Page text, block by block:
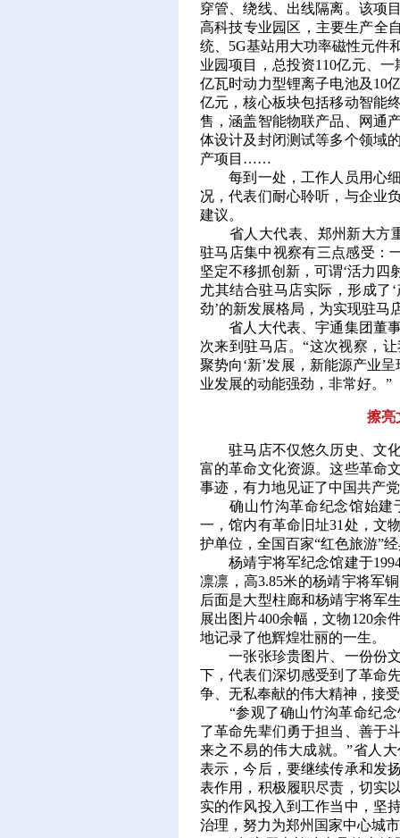
穿管、绕线、出线隔离。该项
高科技专业园区，主要生产全
统、5G基站用大功率磁性元件
业园项目，总投资110亿元、
亿瓦时动力型锂离子电池及10
亿元，核心板块包括移动智能
售，涵盖智能物联产品、网通
体设计及封闭测试等多个领域
产项目……
每到一处，工作人员用心细
况，代表们耐心聆听，与企业
建议。
省人大代表、郑州新大方重
驻马店集中视察有三点感受：
坚定不移抓创新，可谓‘活力四
尤其结合驻马店实际，形成了
劲’的新发展格局，为实现驻马
省人大代表、宇通集团董事
次来到驻马店。“这次视察，
聚势向‘新’发展，新能源产业呈
业发展的动能强劲，非常好。”
擦亮
驻马店不仅悠久历史、文化
富的革命文化资源。这些革命
事迹，有力地见证了中国共产
确山竹沟革命纪念馆始建
一，馆内有革命旧址31处，文
护单位，全国百家“红色旅游”
杨靖宇将军纪念馆建于1994
凛凛，高3.85米的杨靖宇将军
后面是大型柱廊和杨靖宇将军
展出图片400余幅，文物120余
地记录了他辉煌壮丽的一生。
一张张珍贵图片、一份份文
下，代表们深切感受到了革命
争、无私奉献的伟大精神，接
“参观了确山竹沟革命纪念
了革命先辈们勇于担当、善于
来之不易的伟大成就。”省人
表示，今后，要继续传承和发
表作用，积极履职尽责，切实
实的作风投入到工作当中，坚
治理，努力为郑州国家中心城